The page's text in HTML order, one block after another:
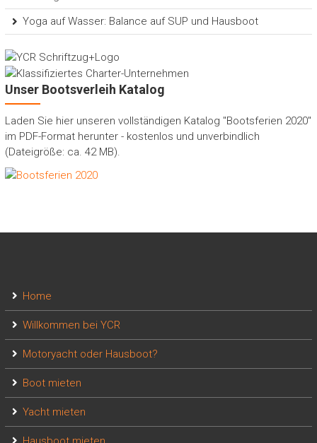
Yoga auf Wasser: Balance auf SUP und Hausboot
Unser Bootsverleih Katalog
Laden Sie hier unseren vollständigen Katalog "Bootsferien 2020"
im PDF-Format herunter - kostenlos und unverbindlich
(Dateigröße: ca. 42 MB).
Home
Willkommen bei YCR
Motoryacht oder Hausboot?
Boot mieten
Yacht mieten